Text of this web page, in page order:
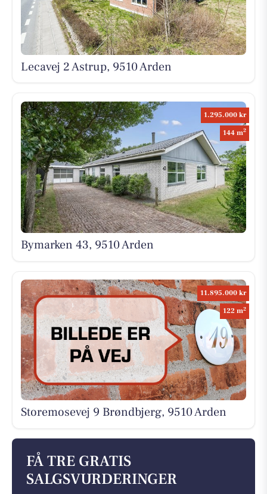
Lecavej 2 Astrup, 9510 Arden
1.295.000 kr
144 m2
Bymarken 43, 9510 Arden
11.895.000 kr
122 m2
Storemosevej 9 Brøndbjerg, 9510 Arden
FÅ TRE GRATIS
SALGSVURDERINGER